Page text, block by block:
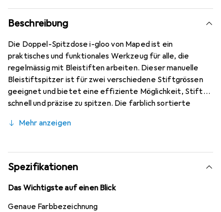
Beschreibung
Die Doppel-Spitzdose i-gloo von Maped ist ein
praktisches und funktionales Werkzeug für alle, die
regelmässig mit Bleistiften arbeiten. Dieser manuelle
Bleistiftspitzer ist für zwei verschiedene Stiftgrössen
geeignet und bietet eine effiziente Möglichkeit, Stifte
schnell und präzise zu spitzen. Die farblich sortierte
sondern ermöglicht auch eine einfache Identifizierung
macht es einfach, die Spitzdosen zu präsentieren und zu
lagern. Hergestellt aus robustem Kunststoff, ist die i-
gloo Spitzdose sowohl langlebig als auch leicht zu
handhaben, was sie zu einem idealen Begleiter für Schule,
Mehr anzeigen
Spezifikationen
Das Wichtigste auf einen Blick
Genaue Farbbezeichnung